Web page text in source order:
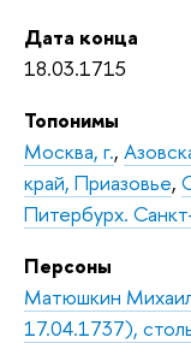
Дата конца
18.03.1715
Топонимы
Москва, г.,
край, Приазовье,
Питербурх.
Персоны
Матюшкин
17.04.1737),